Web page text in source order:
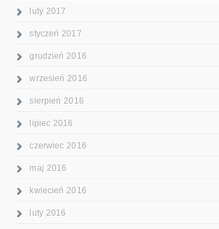
luty 2017
styczeń 2017
grudzień 2016
wrzesień 2016
sierpień 2016
lipiec 2016
czerwiec 2016
maj 2016
kwiecień 2016
luty 2016